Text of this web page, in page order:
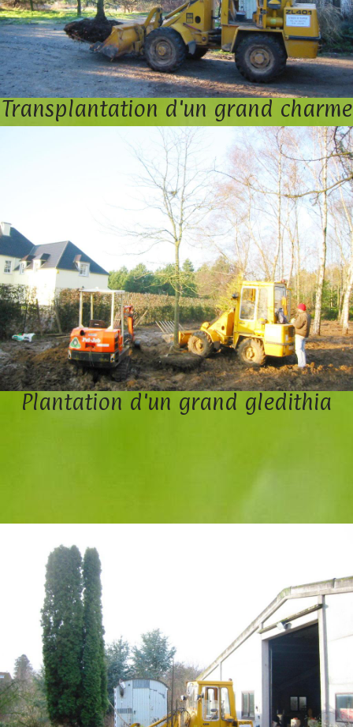
Transplantation d'un grand charme
Plantation d'un grand gledithia